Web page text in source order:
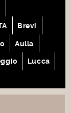
Brevi
Aulla
Lucca